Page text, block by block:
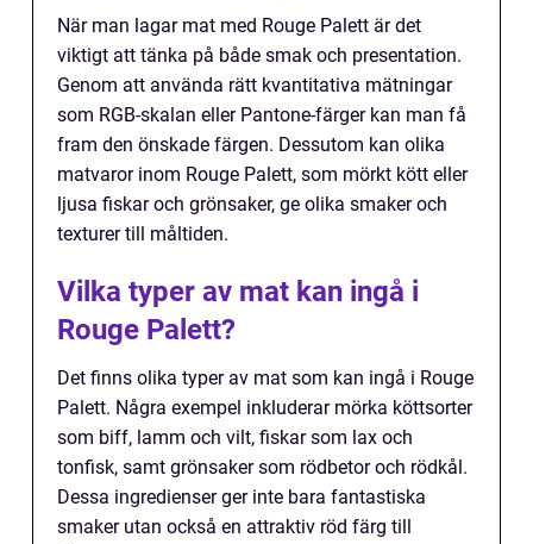
När man lagar mat med Rouge Palett är det
viktigt att tänka på både smak och presentation.
Genom att använda rätt kvantitativa mätningar
som RGB-skalan eller Pantone-färger kan man få
fram den önskade färgen. Dessutom kan olika
matvaror inom Rouge Palett, som mörkt kött eller
ljusa fiskar och grönsaker, ge olika smaker och
texturer till måltiden.
Vilka typer av mat kan ingå i
Rouge Palett?
Det finns olika typer av mat som kan ingå i Rouge
Palett. Några exempel inkluderar mörka köttsorter
som biff, lamm och vilt, fiskar som lax och
tonfisk, samt grönsaker som rödbetor och rödkål.
Dessa ingredienser ger inte bara fantastiska
smaker utan också en attraktiv röd färg till